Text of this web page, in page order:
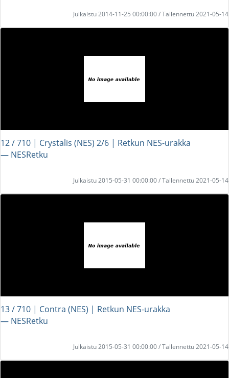
Julkaistu 2014-11-25 00:00:00 / Tallennettu 2021-05-14
12 / 710 | Crystalis (NES) 2/6 | Retkun NES-urakka
― NESRetku
Julkaistu 2015-05-31 00:00:00 / Tallennettu 2021-05-14
13 / 710 | Contra (NES) | Retkun NES-urakka
― NESRetku
Julkaistu 2015-05-31 00:00:00 / Tallennettu 2021-05-14